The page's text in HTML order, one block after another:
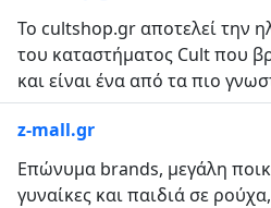
Το cultshop.gr αποτελεί την
του καταστήματος Cult που
και είναι ένα από τα πιο
z-mall.gr
Επώνυμα brands, μεγάλη
γυναίκες και παιδιά σε